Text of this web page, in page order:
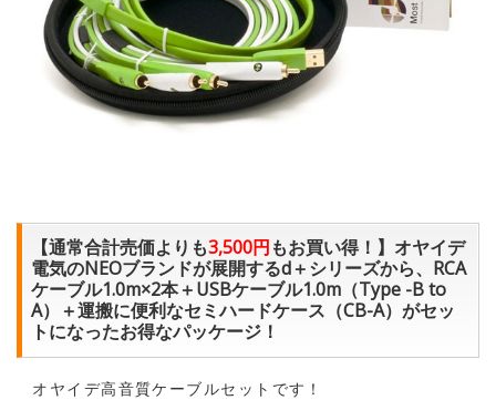
【通常合計売価よりも3,500円もお買い得！】オヤイデ
電気のNEOブランドが展開するd＋シリーズから、RCA
ケーブル1.0m×2本＋USBケーブル1.0m（Type -B to
A）＋運搬に便利なセミハードケース（CB-A）がセッ
トになったお得なパッケージ！
オヤイデ高音質ケーブルセットです！